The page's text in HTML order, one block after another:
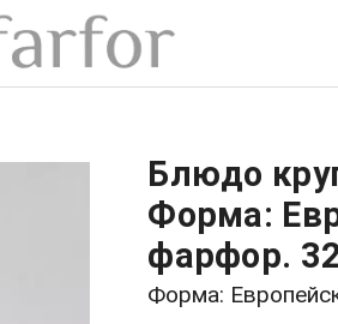
Блюдо
Форма:
фарфор.
Форма: